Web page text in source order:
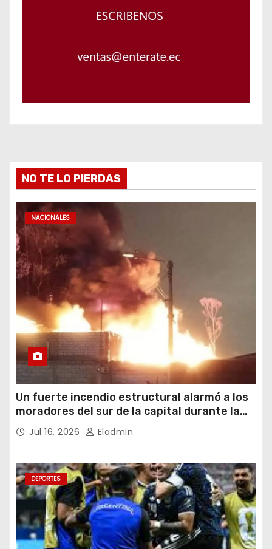
NO TE LO PIERDAS
NACIONALES
Un fuerte incendio estructural alarmó a los
moradores del sur de la capital durante la
noche del miércoles 15 de julio de 2026
Jul 16, 2026 Eladmin
DEPORTES